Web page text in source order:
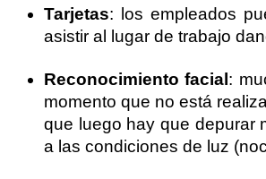
Tarjetas: los empleados
asistir al lugar de trabajo
Reconocimiento facial :
momento que no está
que luego hay que depurar
a las condiciones de luz